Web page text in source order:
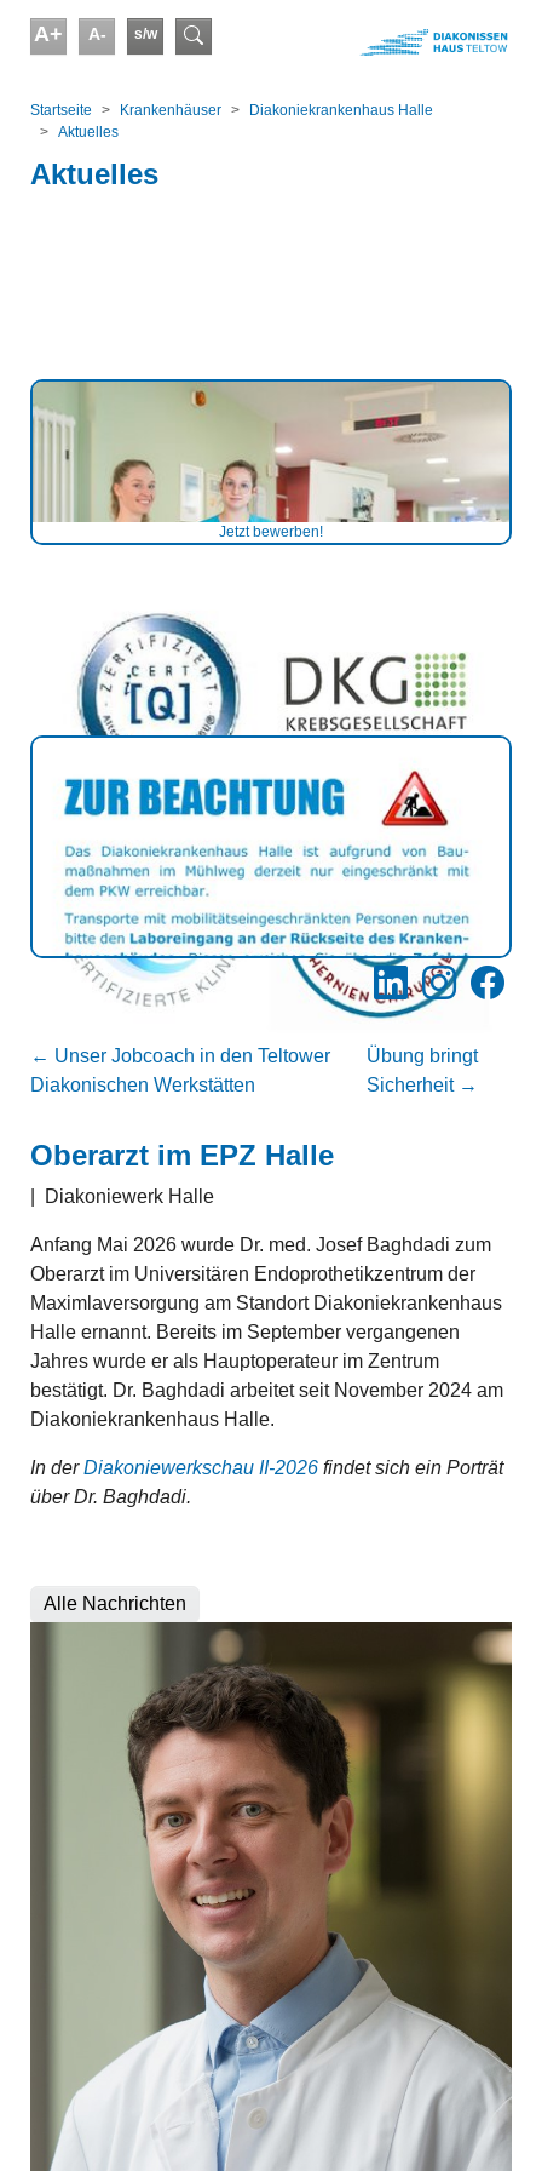
A+ A- s/w Suchformular
Startseite
Kranken­häuser
Diakoniekrankenhaus Halle
Aktuelles
Aktuelles
Jetzt bewerben!
LinkedInInstagram
← Unser Jobcoach in den Teltower
Diakonischen Werkstätten
Übung bringt
Sicherheit →
Oberarzt im EPZ Halle
Diakoniewerk Halle
Anfang Mai 2026 wurde Dr. med. Josef Baghdadi zum
Oberarzt im Universitären Endoprothetikzentrum der
Maximlaversorgung am Standort Diakoniekrankenhaus
Halle ernannt. Bereits im September vergangenen
Jahres wurde er als Hauptoperateur im Zentrum
bestätigt. Dr. Baghdadi arbeitet seit November 2024 am
Diakoniekrankenhaus Halle.
In derDiakoniewerkschau II-2026 findet sich ein Porträt
über Dr. Baghdadi.
Alle Nachrichten